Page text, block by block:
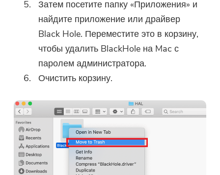
Затем посетите папку «Приложения» и
найдите приложение или драйвер
Black Hole. Переместите это в корзину,
чтобы удалить BlackHole на Mac с
паролем администратора.
Очистить корзину.